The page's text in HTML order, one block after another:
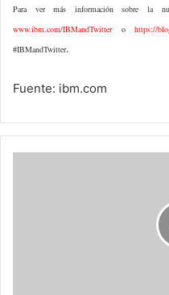
Para ver más información sobre la
www.ibm.com/IBMandTwitterohttps://
#IBMandTwitter.
Fuente: ibm.com